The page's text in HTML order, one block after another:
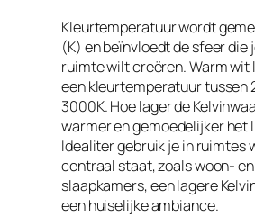
Kleurtemperatuur wordt
(K) en beïnvloedt de sfeer die
ruimte wilt creëren. Warm
een kleurtemperatuur tussen
3000K. Hoe lager de
warmer en gemoedelijker het
Idealiter gebruik je in ruimtes
centraal staat, zoals woon- en
slaapkamers, een lagere
een huiselijke ambiance.